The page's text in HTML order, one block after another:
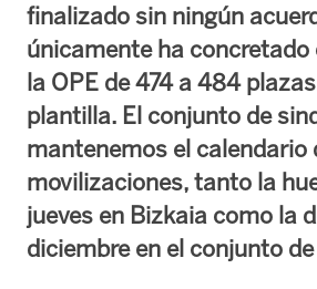
finalizado sin ningún
únicamente ha concretado
la OPE de 474 a 484
plantilla. El conjunto de
mantenemos el calendario
movilizaciones, tanto la
jueves en Bizkaia como la
diciembre en el conjunto